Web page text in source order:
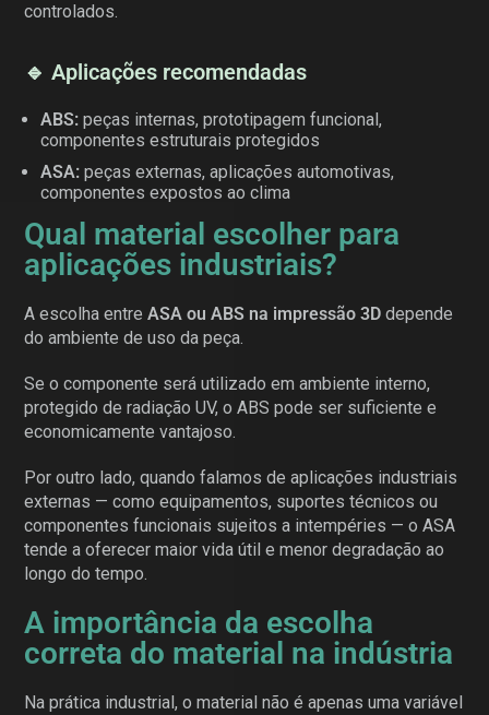
controlados.
🔹 Aplicações recomendadas
ABS: peças internas, prototipagem funcional,
componentes estruturais protegidos
ASA: peças externas, aplicações automotivas,
componentes expostos ao clima
Qual material escolher para
aplicações industriais?
A escolha entreASA ou ABS na impressão 3D depende
do ambiente de uso da peça.
Se o componente será utilizado em ambiente interno,
protegido de radiação UV, o ABS pode ser suficiente e
economicamente vantajoso.
Por outro lado, quando falamos de aplicações industriais
externas — como equipamentos, suportes técnicos ou
componentes funcionais sujeitos a intempéries — o ASA
tende a oferecer maior vida útil e menor degradação ao
longo do tempo.
A importância da escolha
correta do material na indústria
Na prática industrial, o material não é apenas uma variável